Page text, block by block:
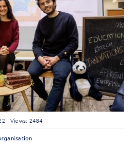
Views: 2484